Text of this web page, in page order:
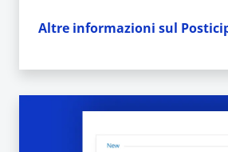
Altre informazioni sul